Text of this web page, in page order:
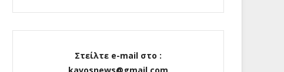
Στείλτε e-mail στο :